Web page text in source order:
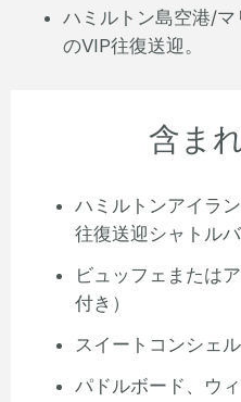
ハミルトン島空港/
のVIP往復送迎。
含ま
ハミルトンアイラ
往復送迎シャトル
ビュッフェまたは
付き）
スイートコンシェ
パドルボード、ウ